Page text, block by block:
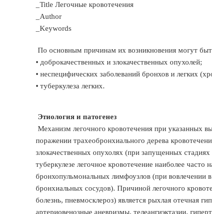
_Title Легочные кровотечения
_Author
_Keywords
По основным причинам их возникновения могут
• доброкачественных и злокачественных опухолей;
• неспецифических заболеваний бронхов и легких
• туберкулеза легких.
Этиология и патогенез
Механизм легочного кровотечения при указанных
поражении трахеобронхиального дерева
злокачественных опухолях (при запущенных
туберкулезе легочное кровотечение наиболее
бронхопульмональных лимфоузлов (при вовлечении
бронхиальных сосудов). Причиной легочного
болезнь, пневмосклероз) является рыхлая отечная
артериовенозные аневризмы, телеангиэктазии,